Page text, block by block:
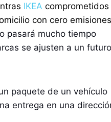
IKEA comprometidos
con cero emisiones
pasará mucho tiempo
se ajusten a un futuro